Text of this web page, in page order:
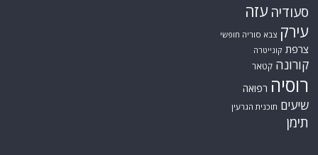
סעודיה עזה
עירק צבא סוריה חופשי
צרפת קונייטרה
קורונה קטאר
רוסיה רפואה
שיעים תוכנית הגרעין
תימן